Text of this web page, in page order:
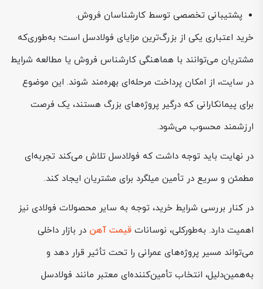
پشتیبانی تخصصی توسط کارشناسان فروش.
خرید اعتباری یکی از بزرگ‌ترین مزایای فولادسل است؛ به‌طوری‌که
مشتریان می‌توانند با هماهنگی کارشناس فروش یا مطالعه شرایط
در سایت، از امکان پرداخت مرحله‌ای بهره‌مند شوند. این موضوع
برای پیمانکارانی که درگیر پروژه‌های بزرگ هستند، یک فرصت
ارزشمند محسوب می‌شود.
در نهایت باید توجه داشت که فولادسل تلاش می‌کند تجربه‌ای
مطمئن و سریع در تأمین میلگرد برای مشتریان ایجاد کند.
در کنار بررسی شرایط خرید، توجه به سایر محصولات فولادی نیز
اهمیت دارد. به‌طورکلی، نوسانات قیمت آهن در بازار داخلی
می‌تواند مسیر پروژه‌های عمرانی را تحت تأثیر قرار دهد و
به‌همین‌دلیل، انتخاب تأمین‌کننده‌ای معتبر مانند فولادسل